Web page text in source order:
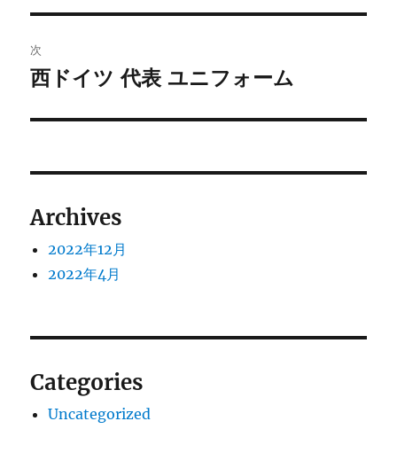
ビ
ゲ
ー
ン
投
稿:
次
次
投
西ドイツ 代表 ユニフォーム
Archives
2022年12月
2022年4月
Categories
Uncategorized